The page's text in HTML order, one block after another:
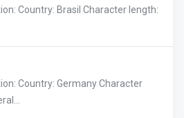
Country: Brasil Character length:
Country: Germany Character